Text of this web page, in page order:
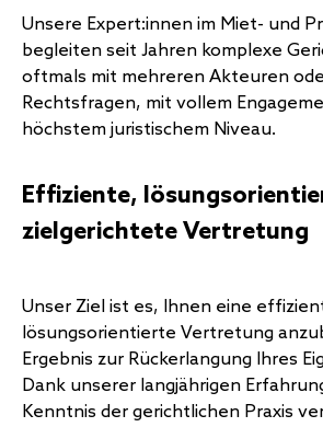
Unsere Expert:innen im Miet- und
begleiten seit Jahren komplexe
oftmals mit mehreren Akteuren
Rechtsfragen, mit vollem
höchstem juristischem Niveau.
Effiziente,
zielgerichtete Vertretung
Unser Ziel ist es, Ihnen eine
lösungsorientierte Vertretung
Ergebnis zur Rückerlangung Ihres
Dank unserer langjährigen
Kenntnis der gerichtlichen Praxis